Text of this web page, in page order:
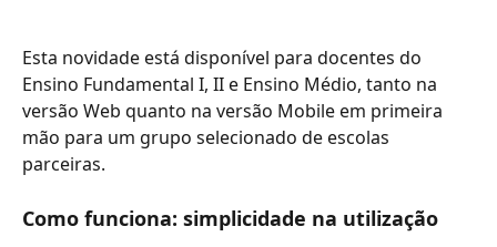
Esta novidade está disponível para docentes do
Ensino Fundamental I, II e Ensino Médio, tanto na
versão Web quanto na versão Mobile em primeira
mão para um grupo selecionado de escolas
parceiras.
Como funciona: simplicidade na utilização